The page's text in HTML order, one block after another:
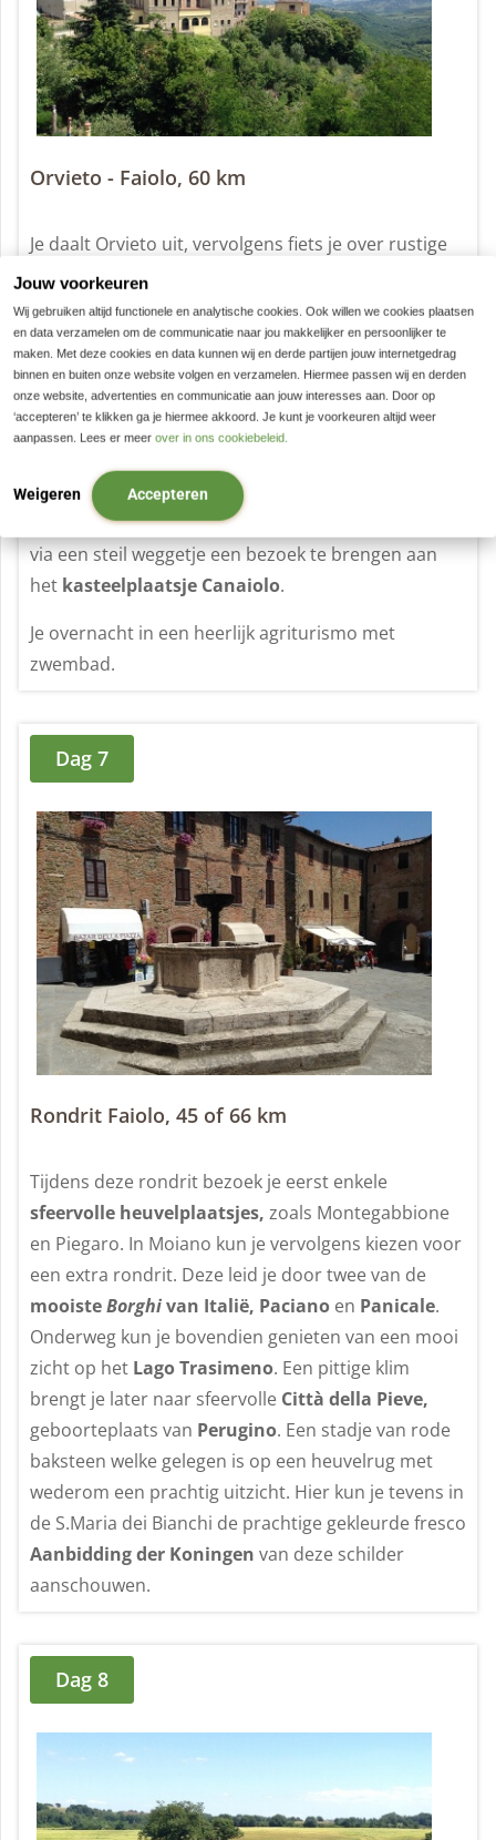
Jouw voorkeuren
Wij gebruiken altijd functionele en analytische cookies. Ook willen we cookies plaatsen
en data verzamelen om de communicatie naar jou makkelijker en persoonlijker te
maken. Met deze cookies en data kunnen wij en derde partijen jouw internetgedrag
binnen en buiten onze website volgen en verzamelen. Hiermee passen wij en derden
onze website, advertenties en communicatie aan jouw interesses aan. Door op
‘accepteren’ te klikken ga je hiermee akkoord. Je kunt je voorkeuren altijd weer
aanpassen. Lees er meer over in ons cookiebeleid.
Weigeren Accepteren
Orvieto - Faiolo, 60 km
Je daalt Orvieto uit, vervolgens fiets je over rustige
wegen richting het noorden. Omhoog naar
Allerona,een eenzaam dorp waar slechts één maal
per dag een bus komt. Tevens een mooie plek voor
een lunch in het lokale restaurantje. Daarbij heb je
vanaf het terras eenprachtig uitzicht op het
omringende landschap. Later fiets je verder door
picknickplekken. Daarna door een open landschap
richtingFabro. Hier kun je er tevens voor kiezen om
via een steil weggetje een bezoek te brengen aan
het kasteelplaatsje Canaiolo.
Je overnacht in een heerlijk agriturismo met
zwembad.
Dag 7
Rondrit Faiolo, 45 of 66 km
Tijdens deze rondrit bezoek je eerst enkele
sfeervolle heuvelplaatsjes, zoals Montegabbione
en Piegaro. In Moiano kun je vervolgens kiezen voor
een extra rondrit. Deze leid je door twee van de
mooisteBorghivan Italië, Paciano en Panicale.
Onderweg kun je bovendien genieten van een mooi
zicht op het Lago Trasimeno. Een pittige klim
brengt je later naar sfeervolle Città della Pieve,
geboorteplaats van Perugino. Een stadje van rode
baksteen welke gelegen is op een heuvelrug met
wederom een prachtig uitzicht. Hier kun je tevens in
de S.Maria dei Bianchi de prachtige gekleurde fresco
Aanbidding der Koningen van deze schilder
aanschouwen.
Dag 8